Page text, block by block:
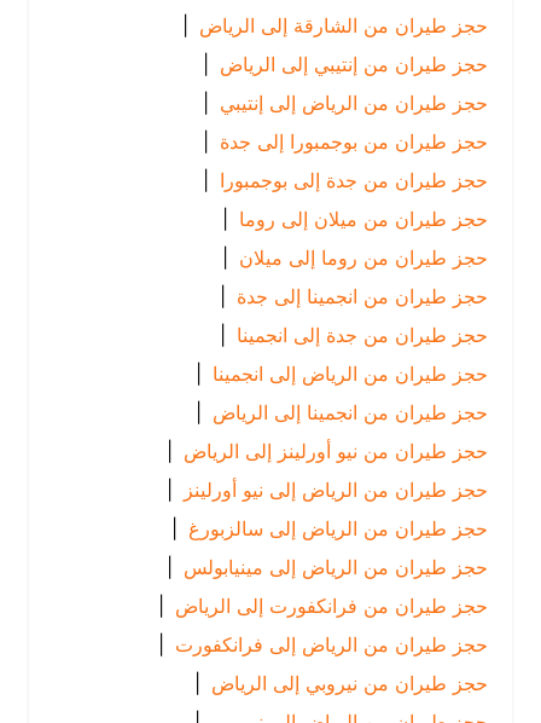
حجز طيران من الشارقة إلى الرياض
|
حجز طيران من إنتيبي إلى الرياض
|
حجز طيران من الرياض إلى إنتيبي |
حجز طيران من بوجمبورا إلى جدة
حجز طيران من جدة إلى بوجمبورا |
حجز طيران من ميلان إلى روما
|
حجز طيران من روما إلى ميلان |
حجز طيران من انجمينا إلى جدة
حجز طيران من جدة إلى انجمينا |
حجز طيران من الرياض إلى انجمينا |
حجز طيران من انجمينا إلى الرياض
|
حجز طيران من نيو أورلينز إلى الرياض
|
حجز طيران من الرياض إلى نيو أورلينز |
حجز طيران من الرياض إلى سالزبورغ |
حجز طيران من الرياض إلى مينيابولس |
حجز طيران من فرانكفورت إلى الرياض
|
حجز طيران من الرياض إلى فرانكفورت |
حجز طيران من نيروبي إلى الرياض
|